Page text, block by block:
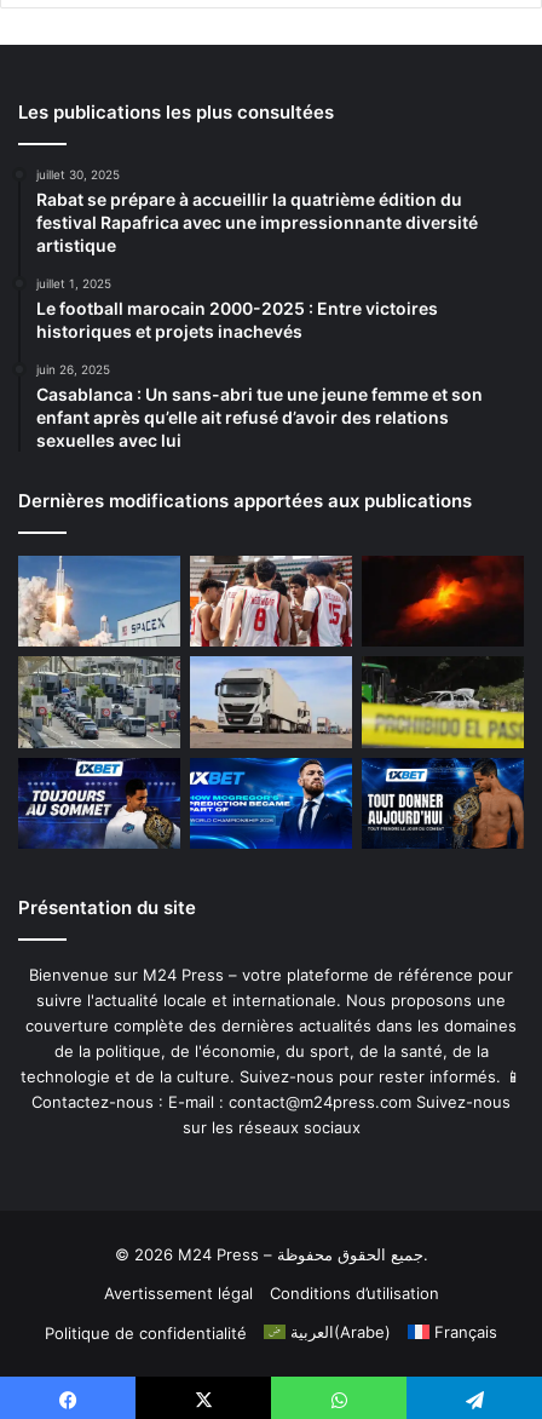
Les publications les plus consultées
juillet 30, 2025
Rabat se prépare à accueillir la quatrième édition du
festival Rapafrica avec une impressionnante diversité
artistique
juillet 1, 2025
Le football marocain 2000-2025 : Entre victoires
historiques et projets inachevés
juin 26, 2025
Casablanca : Un sans-abri tue une jeune femme et son
enfant après qu’elle ait refusé d’avoir des relations
sexuelles avec lui
Dernières modifications apportées aux publications
Présentation du site
Bienvenue sur M24 Press – votre plateforme de référence pour
suivre l'actualité locale et internationale. Nous proposons une
couverture complète des dernières actualités dans les domaines
de la politique, de l'économie, du sport, de la santé, de la
technologie et de la culture. Suivez-nous pour rester informés. 📱
Contactez-nous : E-mail : contact@m24press.com Suivez-nous
sur les réseaux sociaux
© 2026 M24 Press – جميع الحقوق محفوظة.
Avertissement légal
Conditions d’utilisation
Politique de confidentialité العربية(Arabe) Français